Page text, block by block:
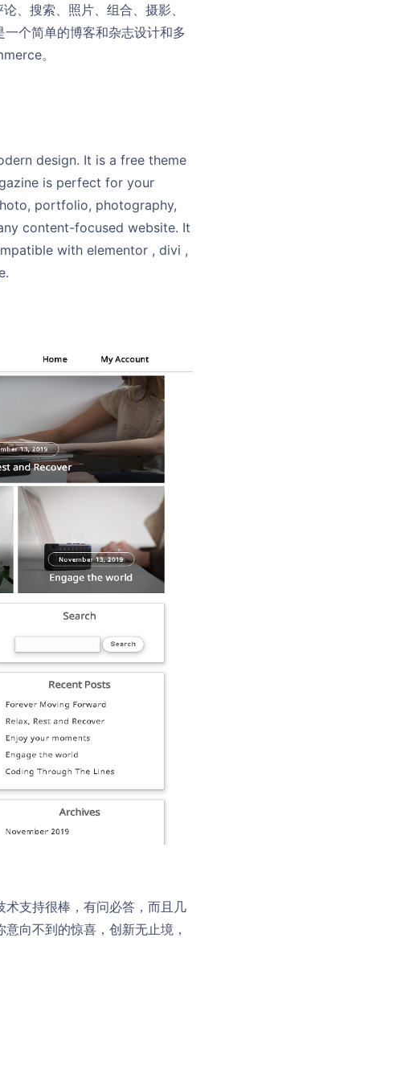
、搜索、照片、组合、摄影、
个简单的博客和杂志设计和多
。
design. It is a free theme
is perfect for your
portfolio, photography,
content-focused website. It
with elementor , divi ,
支持很棒，有问必答，而且几
向不到的惊喜，创新无止境，